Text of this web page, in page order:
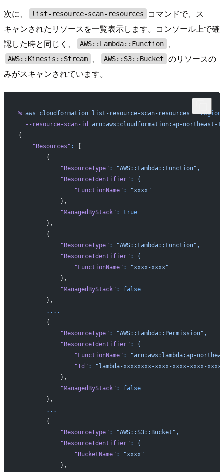
次に、 list-resource-scan-resources
コマンドで、ス
キャンされたリソースを一覧表示します。コンソール上で確
認した時と同じく、
AWS::Lambda::Function 、
AWS::Kinesis::Stream 、 AWS::S3::Bucket
のリソースの
みがスキャンされています。
% aws cloudformation list-resource-scan-resources --region
  --resource-scan-id
arn:aws:cloudformation:ap-northeast-
{
    "Resources"
:
        {
            "ResourceType"
:
"AWS::Lambda::Function",
            "ResourceIdentifier"
:
{
                "FunctionName"
:
"xxxx"
            },
            "ManagedByStack"
:
true
        },
        {
            "ResourceType"
:
"AWS::Lambda::Function",
            "ResourceIdentifier"
:
{
                "FunctionName"
:
"xxxx-xxxx"
            },
            "ManagedByStack"
:
false
        },
        ....
        {
            "ResourceType"
:
"AWS::Lambda::Permission",
            "ResourceIdentifier"
:
{
                "FunctionName"
:
"arn:aws:lambda:ap-
                "Id"
:
"lambda-xxxxxxxx-xxxx-xxxx-xxxx-
            },
            "ManagedByStack"
:
false
        },
        ...
        {
            "ResourceType"
:
"AWS::S3::Bucket",
            "ResourceIdentifier"
:
{
                "BucketName"
:
"xxxx"
            },